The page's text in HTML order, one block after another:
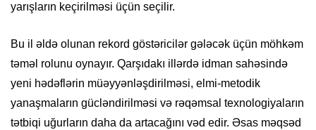
yarışların keçirilməsi üçün seçilir.
Bu il əldə olunan rekord göstəricilər gələcək üçün möhkəm
təməl rolunu oynayır. Qarşıdakı illərdə idman sahəsində
yeni hədəflərin müəyyənləşdirilməsi, elmi-metodik
yanaşmaların gücləndirilməsi və rəqəmsal texnologiyaların
tətbiqi uğurların daha da artacağını vəd edir. Əsas məqsəd